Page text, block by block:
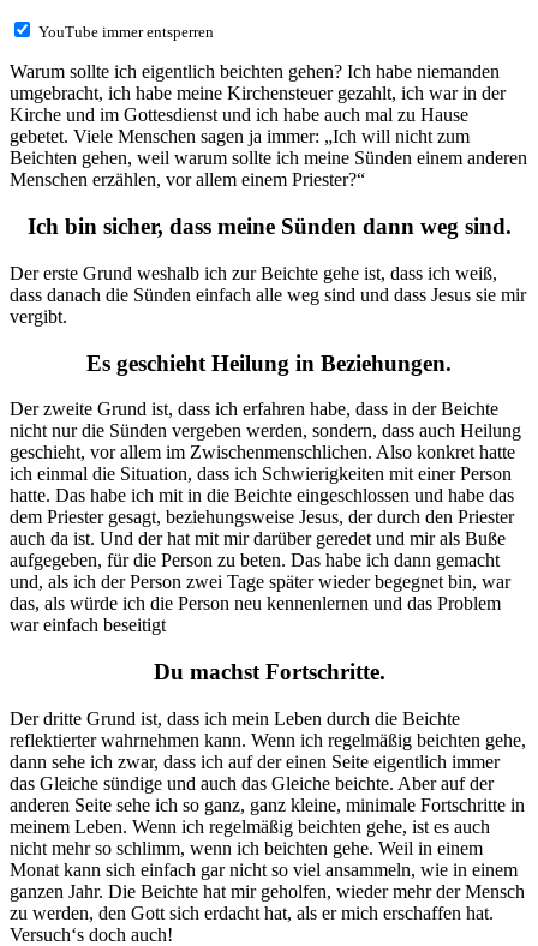
YouTube immer entsperren
Warum sollte ich eigentlich beichten gehen? Ich habe niemanden
umgebracht, ich habe meine Kirchensteuer gezahlt, ich war in der
Kirche und im Gottesdienst und ich habe auch mal zu Hause
gebetet. Viele Menschen sagen ja immer: „Ich will nicht zum
Beichten gehen, weil warum sollte ich meine Sünden einem anderen
Menschen erzählen, vor allem einem Priester?“
Ich bin sicher, dass meine Sünden dann weg sind.
Der erste Grund weshalb ich zur Beichte gehe ist, dass ich weiß,
dass danach die Sünden einfach alle weg sind und dass Jesus sie mir
vergibt.
Es geschieht Heilung in Beziehungen.
Der zweite Grund ist, dass ich erfahren habe, dass in der Beichte
nicht nur die Sünden vergeben werden, sondern, dass auch Heilung
geschieht, vor allem im Zwischenmenschlichen. Also konkret hatte
ich einmal die Situation, dass ich Schwierigkeiten mit einer Person
hatte. Das habe ich mit in die Beichte eingeschlossen und habe das
dem Priester gesagt, beziehungsweise Jesus, der durch den Priester
auch da ist. Und der hat mit mir darüber geredet und mir als Buße
aufgegeben, für die Person zu beten. Das habe ich dann gemacht
und, als ich der Person zwei Tage später wieder begegnet bin, war
das, als würde ich die Person neu kennenlernen und das Problem
war einfach beseitigt
Du machst Fortschritte.
Der dritte Grund ist, dass ich mein Leben durch die Beichte
reflektierter wahrnehmen kann. Wenn ich regelmäßig beichten gehe,
dann sehe ich zwar, dass ich auf der einen Seite eigentlich immer
das Gleiche sündige und auch das Gleiche beichte. Aber auf der
anderen Seite sehe ich so ganz, ganz kleine, minimale Fortschritte in
meinem Leben. Wenn ich regelmäßig beichten gehe, ist es auch
nicht mehr so schlimm, wenn ich beichten gehe. Weil in einem
Monat kann sich einfach gar nicht so viel ansammeln, wie in einem
ganzen Jahr. Die Beichte hat mir geholfen, wieder mehr der Mensch
zu werden, den Gott sich erdacht hat, als er mich erschaffen hat.
Versuch‘s doch auch!